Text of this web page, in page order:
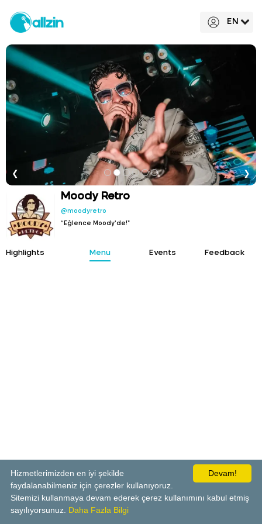
EN
❮ ❯
Moody Retro
@moodyretro
“Eğlence Moody’de!”
Highlights Menu Events Feedback
Devam!
Hizmetlerimizden en iyi şekilde
faydalanabilmeniz için çerezler kullanıyoruz.
Sitemizi kullanmaya devam ederek çerez kullanımını kabul etmiş
sayılıyorsunuz. Daha Fazla Bilgi